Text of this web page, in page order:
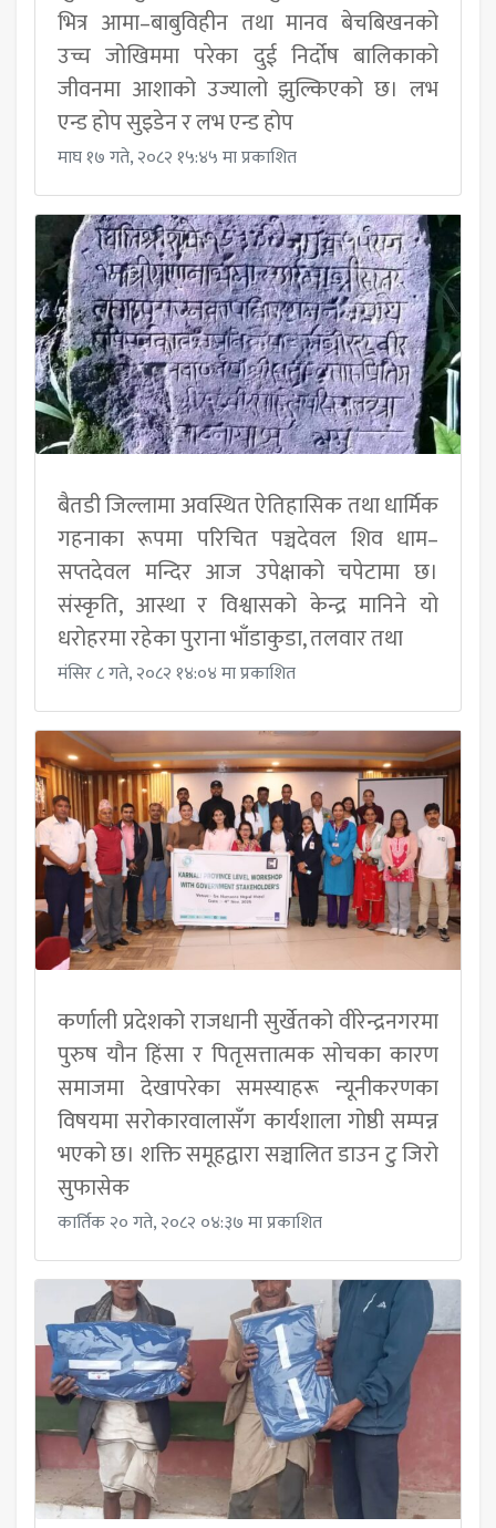
भित्र आमा–बाबुविहीन तथा मानव बेचबिखनको
उच्च जोखिममा परेका दुई निर्दोष बालिकाको
जीवनमा आशाको उज्यालो झुल्किएको छ। लभ
एन्ड होप सुइडेन र लभ एन्ड होप
माघ १७ गते, २०८२ १५:४५ मा प्रकाशित
बैतडी जिल्लामा अवस्थित ऐतिहासिक तथा धार्मिक
गहनाका रूपमा परिचित पञ्चदेवल शिव धाम–
सप्तदेवल मन्दिर आज उपेक्षाको चपेटामा छ।
संस्कृति, आस्था र विश्वासको केन्द्र मानिने यो
धरोहरमा रहेका पुराना भाँडाकुडा, तलवार तथा
मंसिर ८ गते, २०८२ १४:०४ मा प्रकाशित
कर्णाली प्रदेशको राजधानी सुर्खेतको वीरेन्द्रनगरमा
पुरुष यौन हिंसा र पितृसत्तात्मक सोचका कारण
समाजमा देखापरेका समस्याहरू न्यूनीकरणका
विषयमा सरोकारवालासँग कार्यशाला गोष्ठी सम्पन्न
भएको छ। शक्ति समूहद्वारा सञ्चालित डाउन टु जिरो
सुफासेक
कार्तिक २० गते, २०८२ ०४:३७ मा प्रकाशित